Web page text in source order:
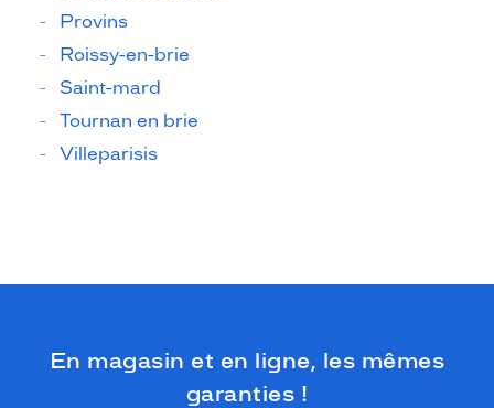
Provins
Roissy-en-brie
Saint-mard
Tournan en brie
Villeparisis
En magasin et en ligne, les mêmes
garanties !